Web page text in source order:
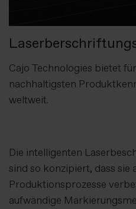
Cajo Technologies bietet
nachhaltigsten
weltweit.
Die intelligenten
sind so konzipiert, dass sie
Produktionsprozesse
aufwändige